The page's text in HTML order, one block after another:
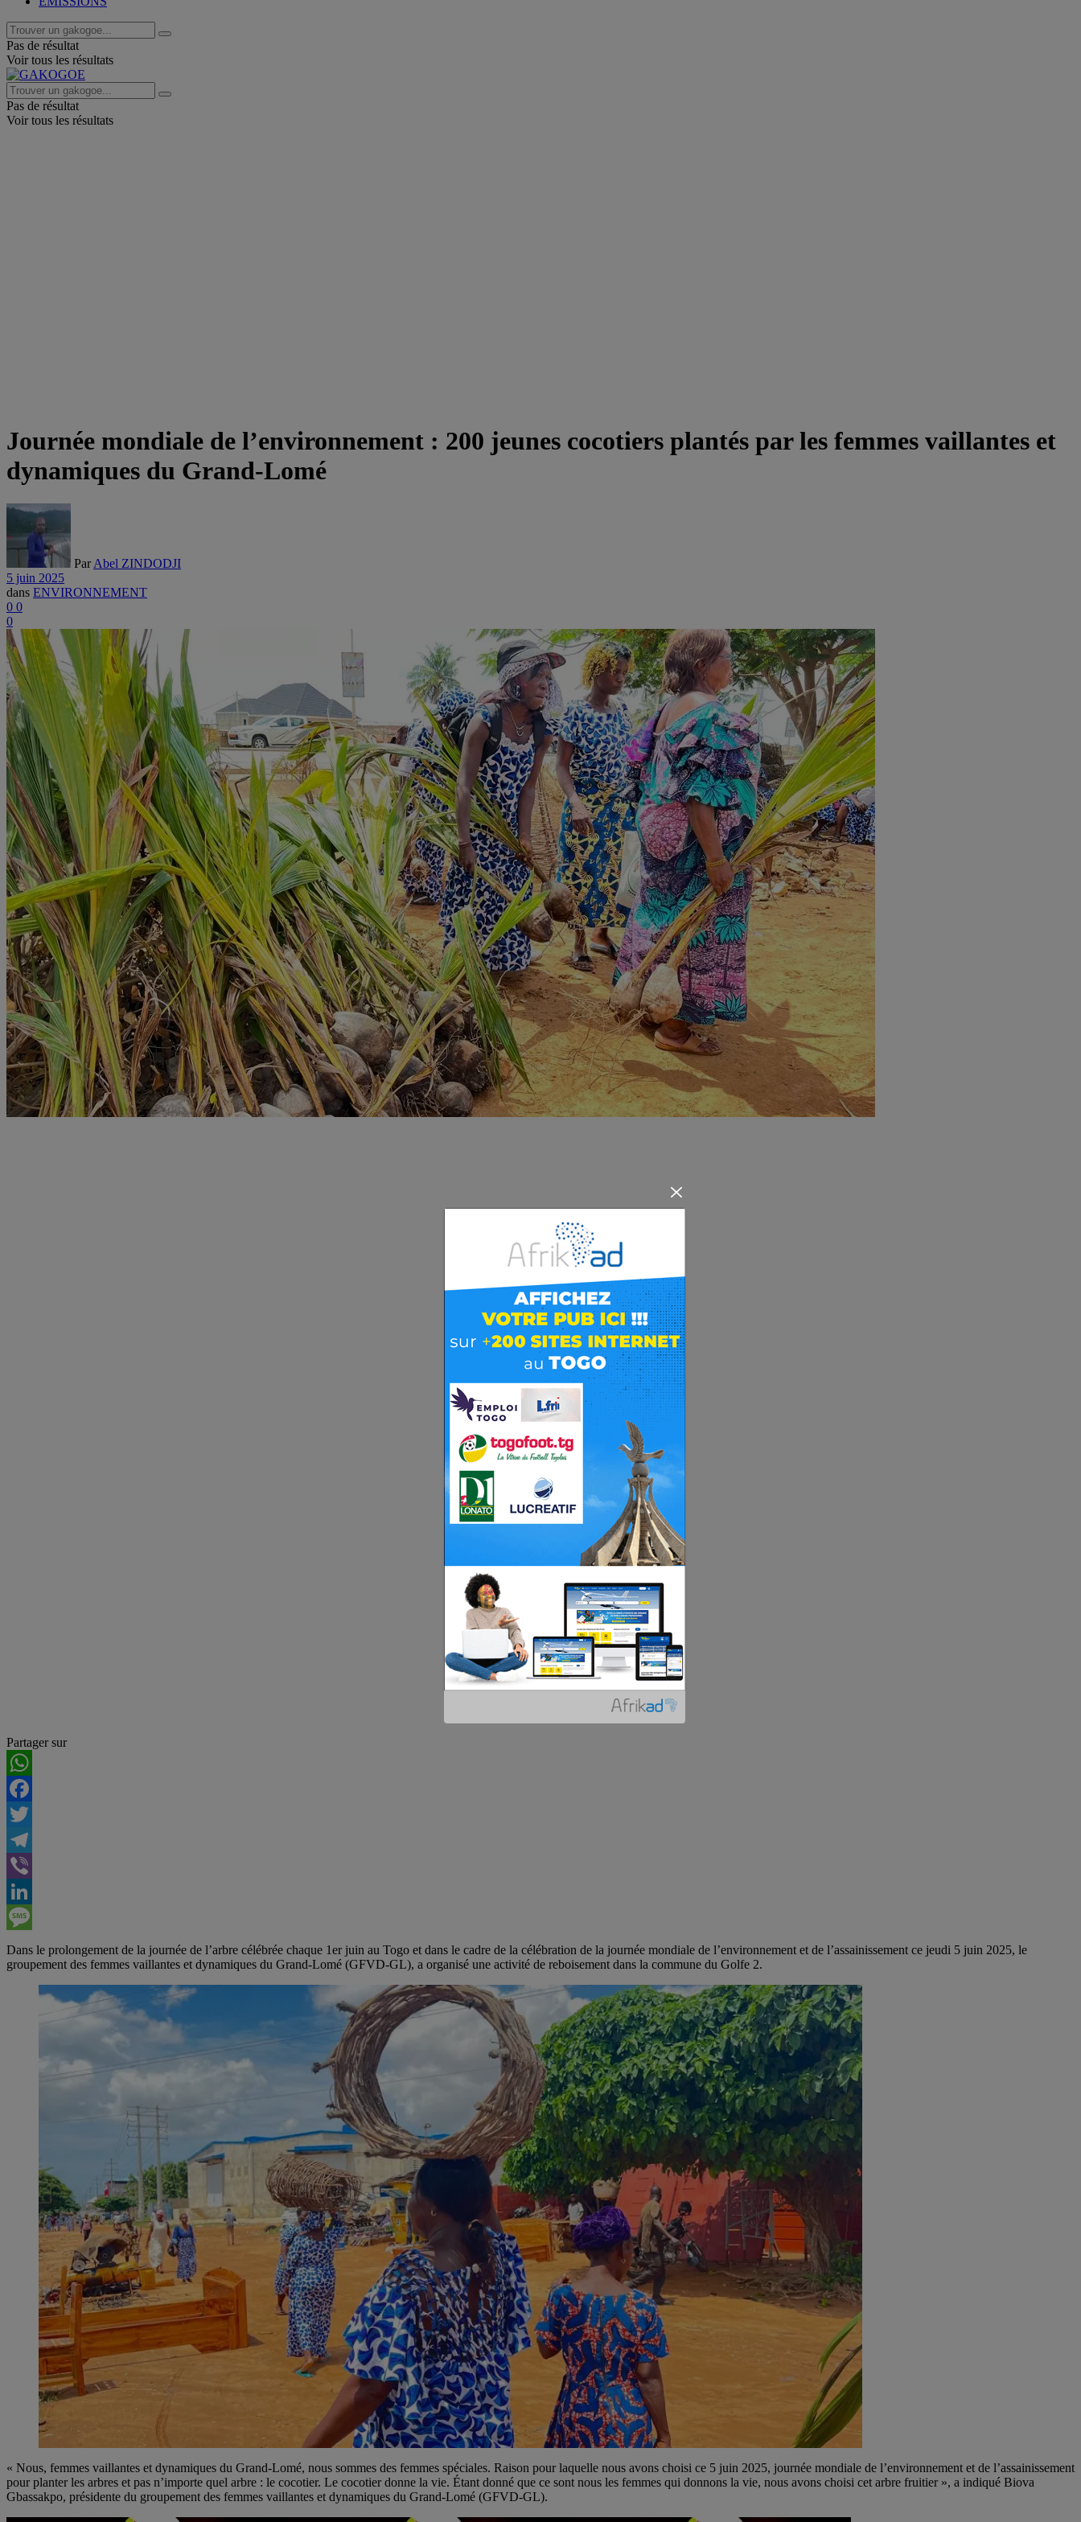
Pas de résultat
Voir tous les résultats
Pas de résultat
Voir tous les résultats
Journée mondiale de l’environnement : 200 jeunes cocotiers plantés par les femmes vaillantes et
dynamiques du Grand-Lomé
Par Abel ZINDODJI
5 juin 2025
dans ENVIRONNEMENT
0 0
0
Partager sur
WhatsApp
Facebook
Twitter
Telegram
Viber
LinkedIn
Message
Dans le prolongement de la journée de l’arbre célébrée chaque 1er juin au Togo et dans le cadre de la célébration de la journée mondiale de l’environnement et de l’assainissement ce jeudi 5 juin 2025, le
groupement des femmes vaillantes et dynamiques du Grand-Lomé (GFVD-GL), a organisé une activité de reboisement dans la commune du Golfe 2.
« Nous, femmes vaillantes et dynamiques du Grand-Lomé, nous sommes des femmes spéciales. Raison pour laquelle nous avons choisi ce 5 juin 2025, journée mondiale de l’environnement et de l’assainissement
pour planter les arbres et pas n’importe quel arbre : le cocotier. Le cocotier donne la vie. Étant donné que ce sont nous les femmes qui donnons la vie, nous avons choisi cet arbre fruitier », a indiqué Biova
Gbassakpo, présidente du groupement des femmes vaillantes et dynamiques du Grand-Lomé (GFVD-GL).